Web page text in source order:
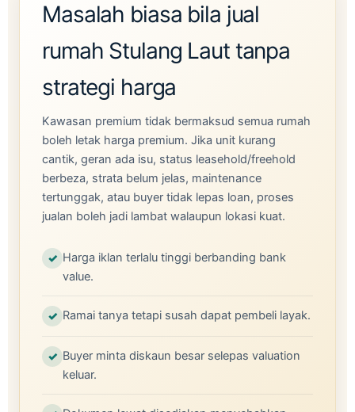
Masalah biasa bila jual
rumah Stulang Laut tanpa
strategi harga
Kawasan premium tidak bermaksud semua rumah
boleh letak harga premium. Jika unit kurang
cantik, geran ada isu, status leasehold/freehold
berbeza, strata belum jelas, maintenance
tertunggak, atau buyer tidak lepas loan, proses
jualan boleh jadi lambat walaupun lokasi kuat.
Harga iklan terlalu tinggi berbanding bank
value.
Ramai tanya tetapi susah dapat pembeli layak.
Buyer minta diskaun besar selepas valuation
keluar.